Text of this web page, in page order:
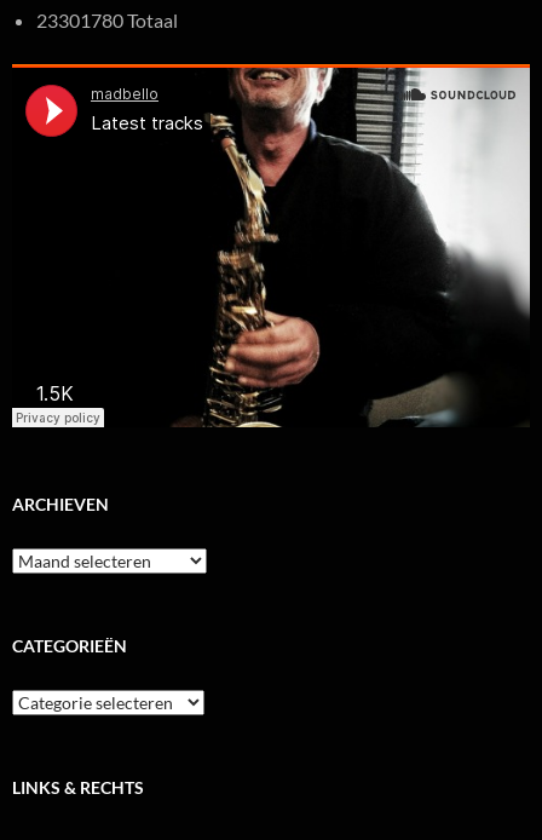
23301780 Totaal
ARCHIEVEN
Archieven
CATEGORIEËN
Categorieën
LINKS & RECHTS